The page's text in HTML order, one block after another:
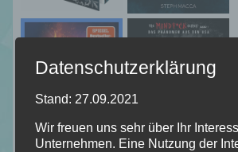
Datenschutzerklärung
Stand: 27.09.2021
Wir freuen uns sehr über Ihr
Unternehmen. Eine Nutzung der